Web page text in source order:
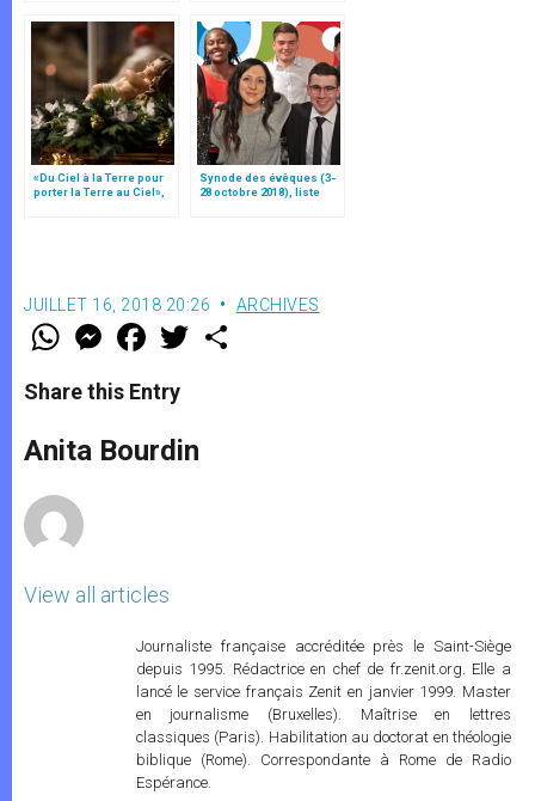
«Du Ciel à la Terre pour
porter la Terre au Ciel»,
Synode des évêques (3-
28 octobre 2018), liste
JUILLET 16, 2018 20:26 ARCHIVES
W
t
s
p
p
M
e
s
e
g
e
F
a
e
b
o
k
w
r
Share this Entry
Anita Bourdin
View all articles
Journaliste française accréditée près le Saint-Siège
depuis 1995. Rédactrice en chef de fr.zenit.org. Elle a
lancé le service français Zenit en janvier 1999. Master
en journalisme (Bruxelles). Maîtrise en lettres
classiques (Paris). Habilitation au doctorat en théologie
biblique (Rome). Correspondante à Rome de Radio
Espérance.